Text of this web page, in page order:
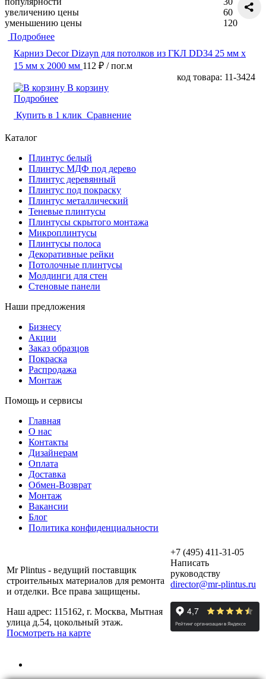
увеличению цены
уменьшению цены
60
120
Подробнее
Карниз Decor Dizayn для потолков из ГКЛ DD34 25 мм х
15 мм х 2000 мм 112 ₽ / пог.м
код товара: 11-3424
В корзину
Подробнее
Купить в 1 клик Сравнение
Каталог
Плинтус белый
Плинтус МДФ под дерево
Плинтус деревянный
Плинтус под покраску
Плинтус металлический
Теневые плинтусы
Плинтусы скрытого монтажа
Микроплинтусы
Плинтусы полоса
Декоративные рейки
Потолочные плинтусы
Молдинги для стен
Стеновые панели
Наши предложения
Бизнесу
Акции
Заказ образцов
Покраска
Распродажа
Монтаж
Помощь и сервисы
Главная
О нас
Контакты
Дизайнерам
Оплата
Доставка
Обмен-Возврат
Монтаж
Вакансии
Блог
Политика конфиденциальности
Mr Plintus - ведущий поставщик
строительных материалов для ремонта
и отделки. Все права защищены.
Наш адрес: 115162, г. Москва, Мытная
улица д.54, цокольный этаж.
Посмотреть на карте
+7 (495) 411-31-05
Написать
руководству
director@mr-plintus.ru